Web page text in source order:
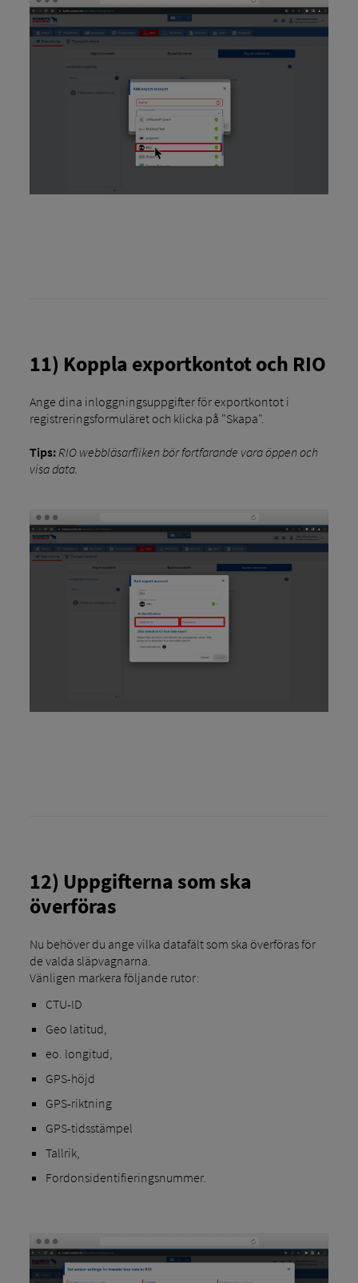
11) Koppla exportkontot och RIO
Ange dina inloggningsuppgifter för exportkontot i
registreringsformuläret och klicka på "Skapa".
Tips:RIO webbläsarfliken bör fortfarande vara öppen och
visa data.
12) Uppgifterna som ska
överföras
Nu behöver du ange vilka datafält som ska överföras för
de valda släpvagnarna.
Vänligen markera följande rutor:
CTU-ID
Geo latitud,
eo. longitud,
GPS-höjd
GPS-riktning
GPS-tidsstämpel
Tallrik,
Fordonsidentifieringsnummer.